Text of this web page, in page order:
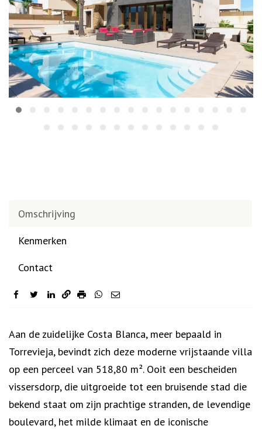
Omschrijving
Kenmerken
Contact
facebook
twitterlinkedin
Omschrijving
Aan de zuidelijke Costa Blanca, meer bepaald in
Torrevieja, bevindt zich deze moderne vrijstaande villa
op een perceel van 518,80 m². Ooit een bescheiden
vissersdorp, die uitgroeide tot een bruisende stad die
bekend staat om zijn prachtige stranden, de levendige
boulevard, het milde klimaat en de iconische